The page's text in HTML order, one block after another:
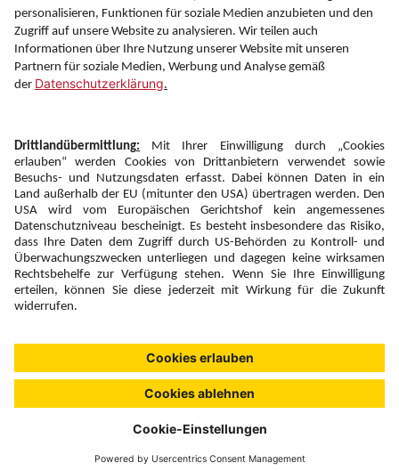
Information
Folgen Sie uns auf
Newsletter:
Anmelden
Fairness und
Unsere Inhalte: Standards und
Meldung
Copyright © 2026 DERTOUR Austria GmbH
Suchen & Filtern